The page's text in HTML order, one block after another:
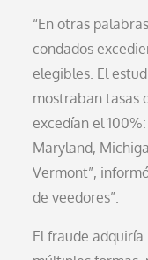
“En otras
condados
elegibles. El
mostraban tasas
excedían el
Maryland,
Vermont”,
de veedores”.
El fraude